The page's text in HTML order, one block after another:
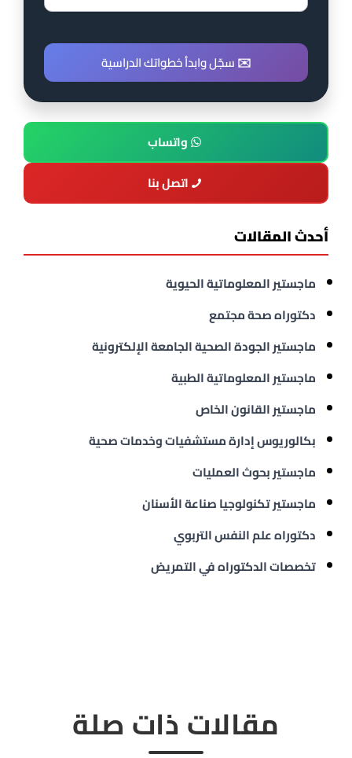
✉️ سجّل وابدأ خطواتك الدراسية
واتساب
اتصل بنا
أحدث المقالات
ماجستير المعلوماتية الحيوية
دكتوراه صحة مجتمع
ماجستير الجودة الصحية الجامعة الإلكترونية
ماجستير المعلوماتية الطبية
ماجستير القانون الخاص
بكالوريوس إدارة مستشفيات وخدمات صحية
ماجستير بحوث العمليات
ماجستير تكنولوجيا صناعة الأسنان
دكتوراه علم النفس التربوي
تخصصات الدكتوراه في التمريض
مقالات ذات صلة